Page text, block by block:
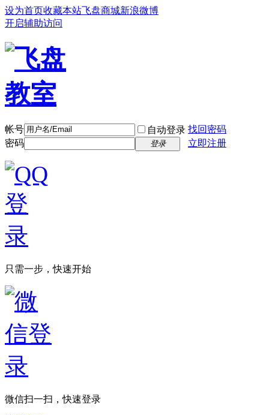
设为首页收藏本站飞盘商城新浪微博
开启辅助访问
帐号 自动登录 找回密码
密码
登录 立即注册
只需一步，快速开始
微信扫一扫，快速登录